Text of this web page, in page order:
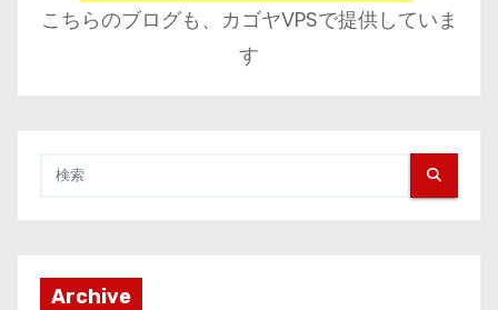
こちらのブログも、カゴヤVPSで提供していま
す
Archive